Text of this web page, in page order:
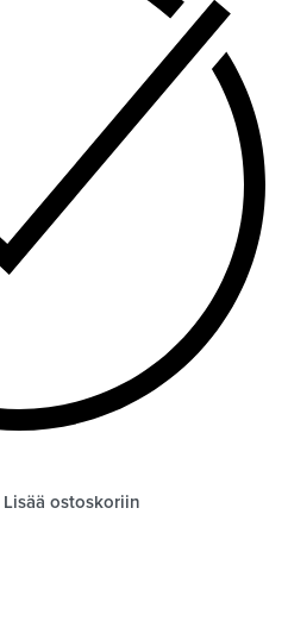
Lisää ostoskoriin